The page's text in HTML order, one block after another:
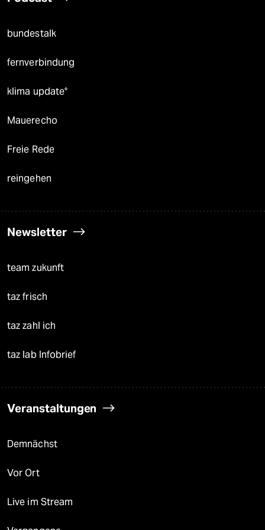
bundestalk
fernverbindung
klima update°
Mauerecho
Freie Rede
reingehen
Newsletter
team zukunft
taz frisch
taz zahl ich
taz lab Infobrief
Veranstaltungen
Demnächst
Vor Ort
Live im Stream